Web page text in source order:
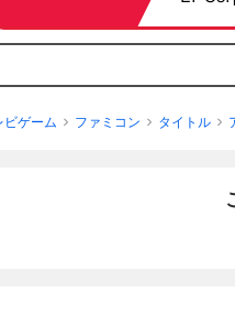
ビゲーム ファミコン タイトル